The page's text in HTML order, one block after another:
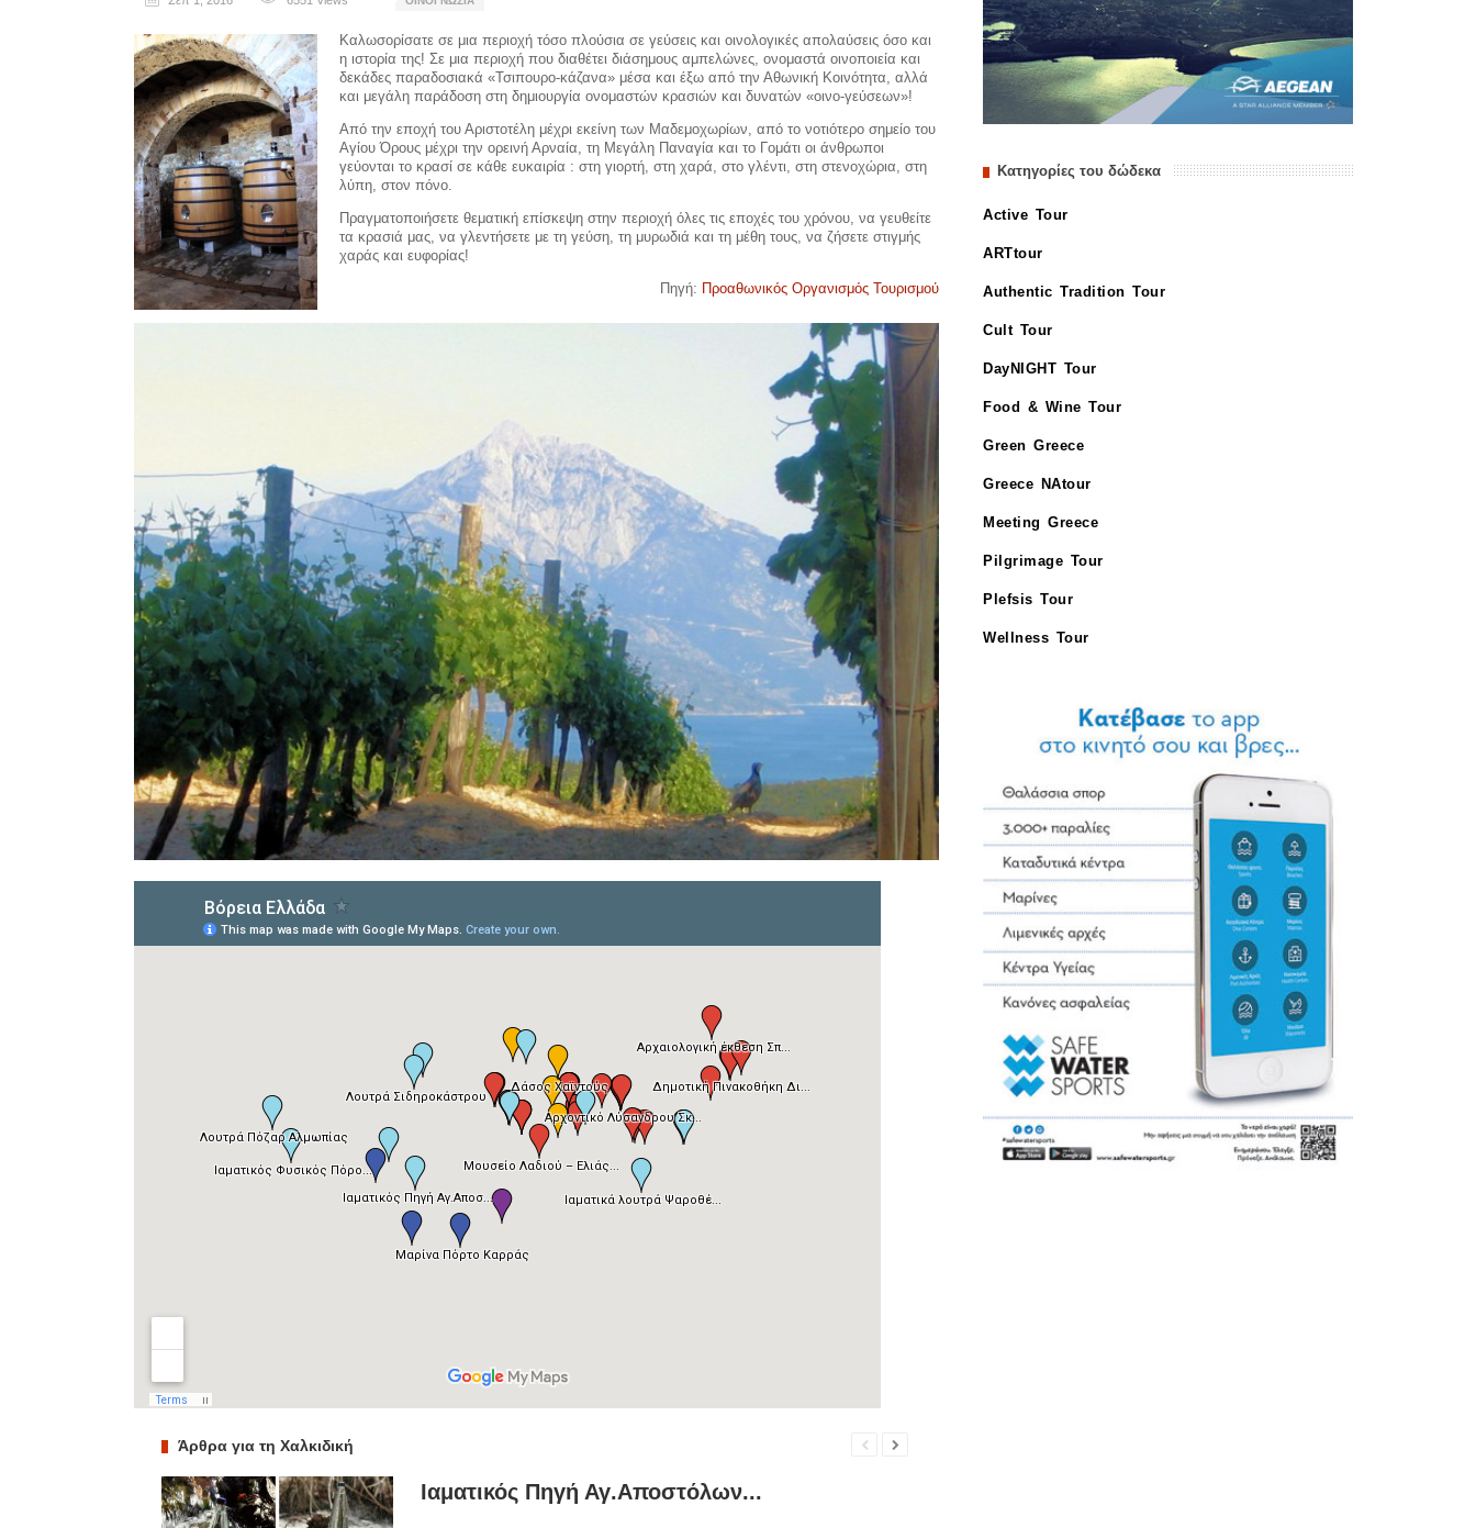
Καλωσορίσατε σε μια περιοχή τόσο πλούσια σε γεύσεις και οινολογικές απολαύσεις όσο και
η ιστορία της! Σε μια περιοχή που διαθέτει διάσημους αμπελώνες, ονομαστά οινοποιεία και
δεκάδες παραδοσιακά «Τσιπουρο-κάζανα» μέσα και έξω από την Αθωνική Κοινότητα, αλλά
και μεγάλη παράδοση στη δημιουργία ονομαστών κρασιών και δυνατών «οινο-γεύσεων»!
Από την εποχή του Αριστοτέλη μέχρι εκείνη των Μαδεμοχωρίων, από το νοτιότερο σημείο του
Αγίου Όρους μέχρι την ορεινή Αρναία, τη Μεγάλη Παναγία και το Γομάτι οι άνθρωποι
γεύονται το κρασί σε κάθε ευκαιρία : στη γιορτή, στη χαρά, στο γλέντι, στη στενοχώρια, στη
λύπη, στον πόνο.
Πραγματοποιήσετε θεματική επίσκεψη στην περιοχή όλες τις εποχές του χρόνου, να γευθείτε
τα κρασιά μας, να γλεντήσετε με τη γεύση, τη μυρωδιά και τη μέθη τους, να ζήσετε στιγμής
χαράς και ευφορίας!
Πηγή: Προαθωνικός Οργανισμός Τουρισμού
Άρθρα για τη Χαλκιδική
Ιαματικός Πηγή Αγ.Αποστόλων...
Κατηγορίες του δώδεκα
Active Tour
ARTtour
Authentic Tradition Tour
Cult Tour
DayNIGHT Tour
Food & Wine Tour
Green Greece
Greece NAtour
Meeting Greece
Pilgrimage Tour
Plefsis Tour
Wellness Tour